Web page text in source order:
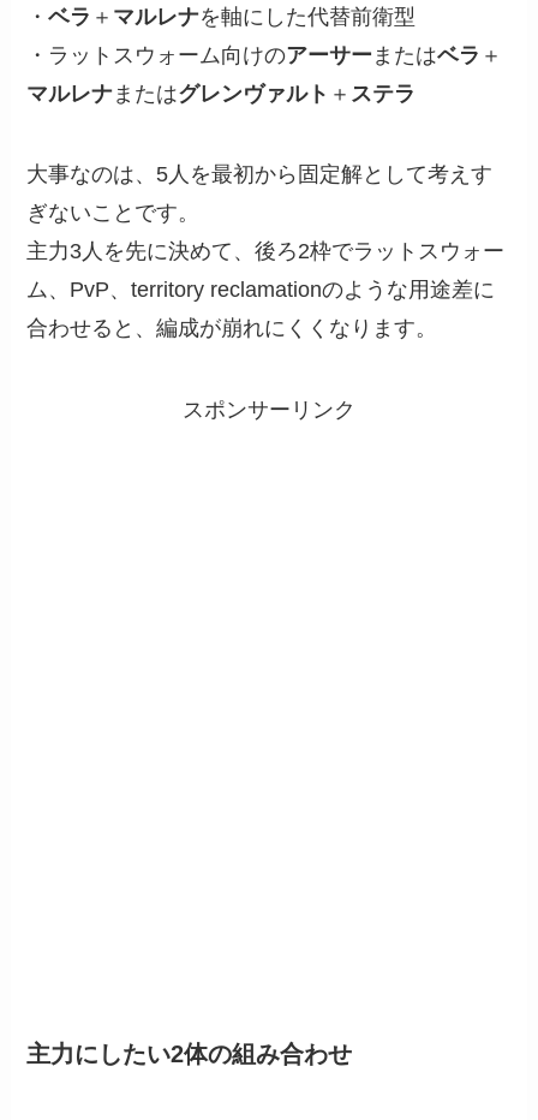
・ベラ ＋ マルレナを軸にした代替前衛型
・ラットスウォーム向けのアーサー またはベラ ＋
マルレナ またはグレンヴァルト ＋ ステラ
大事なのは、5人を最初から固定解として考えす
ぎないことです。
主力3人を先に決めて、後ろ2枠でラットスウォー
ム、PvP、territory reclamationのような用途差に
合わせると、編成が崩れにくくなります。
スポンサーリンク
主力にしたい2体の組み合わせ